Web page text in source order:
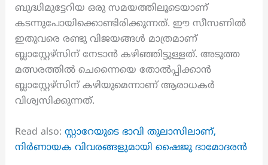
ബുദ്ധിമുട്ടേറിയ ഒരു സമയത്തിലൂടെയാണ്
കടന്നുപോയിക്കൊണ്ടിരിക്കുന്നത്. ഈ സീസണിൽ
ഇതുവരെ രണ്ടു വിജയങ്ങൾ മാത്രമാണ്
ബ്ലാസ്റ്റേഴ്സിന് നേടാൻ കഴിഞ്ഞിട്ടുള്ളത്. അടുത്ത
മത്സരത്തിൽ ചെന്നൈയെ തോൽപ്പിക്കാൻ
ബ്ലാസ്റ്റേഴ്സിന് കഴിയുമെന്നാണ് ആരാധകർ
വിശ്വസിക്കുന്നത്.
Read also: സ്റ്റാറേയുടെ ഭാവി തുലാസിലാണ്,
നിർണായക വിവരങ്ങളുമായി ഷൈജു ദാമോദരൻ